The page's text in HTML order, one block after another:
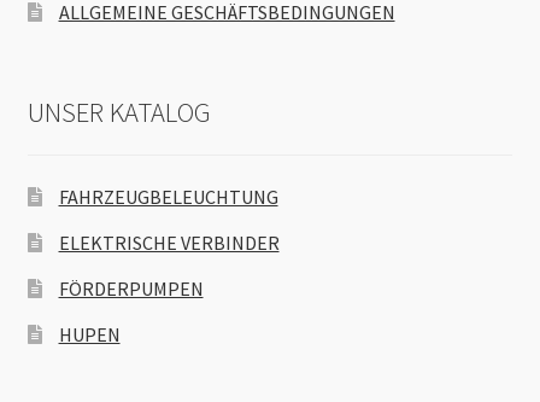
ALLGEMEINE GESCHÄFTSBEDINGUNGEN
UNSER KATALOG
FAHRZEUGBELEUCHTUNG
ELEKTRISCHE VERBINDER
FÖRDERPUMPEN
HUPEN